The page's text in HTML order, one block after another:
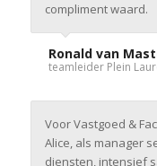
compliment waard.
Ronald van
teamleider Plein
Voor Vastgoed &
Alice, als manager
diensten, intensief